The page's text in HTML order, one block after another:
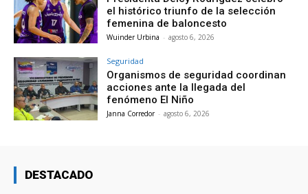
el histórico triunfo de la selección
femenina de baloncesto
Wuinder Urbina - agosto 6, 2026
Seguridad
Organismos de seguridad coordinan
acciones ante la llegada del
fenómeno El Niño
Janna Corredor - agosto 6, 2026
DESTACADO